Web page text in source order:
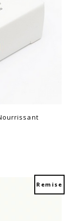
Remise